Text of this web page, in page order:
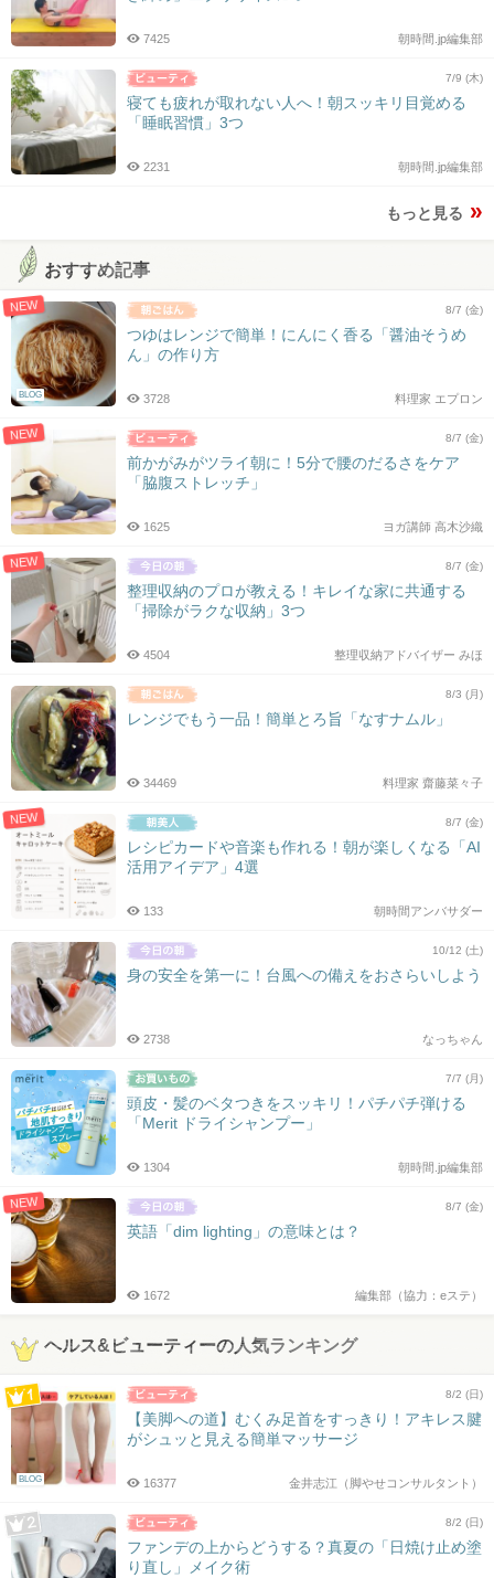
朝時間.jp編集部
7425
7/9 (木)
寝ても疲れが取れない人へ！朝スッキリ目覚める
「睡眠習慣」3つ
朝時間.jp編集部
2231
もっと見る
おすすめ記事
NEW
BLOG
8/7 (金)
つゆはレンジで簡単！にんにく香る「醤油そうめ
ん」の作り方
料理家 エプロン
3728
NEW 8/7 (金)
前かがみがツライ朝に！5分で腰のだるさをケア
「脇腹ストレッチ」
ヨガ講師 高木沙織
1625
NEW 8/7 (金)
整理収納のプロが教える！キレイな家に共通する
「掃除がラクな収納」3つ
整理収納アドバイザー みほ
4504
8/3 (月)
レンジでもう一品！簡単とろ旨「なすナムル」
料理家 齋藤菜々子
34469
NEW 8/7 (金)
レシピカードや音楽も作れる！朝が楽しくなる「AI
活用アイデア」4選
朝時間アンバサダー
133
10/12 (土)
身の安全を第一に！台風への備えをおさらいしよう
なっちゃん
2738
7/7 (月)
頭皮・髪のベタつきをスッキリ！パチパチ弾ける
「Merit ドライシャンプー」
朝時間.jp編集部
1304
NEW 8/7 (金)
英語「dim lighting」の意味とは？
編集部（協力：eステ）
1672
ヘルス&ビューティーの人気ランキング
BLOG
8/2 (日)
【美脚への道】むくみ足首をすっきり！アキレス腱
がシュッと見える簡単マッサージ
金井志江（脚やせコンサルタント）
16377
8/2 (日)
ファンデの上からどうする？真夏の「日焼け止め塗
り直し」メイク術